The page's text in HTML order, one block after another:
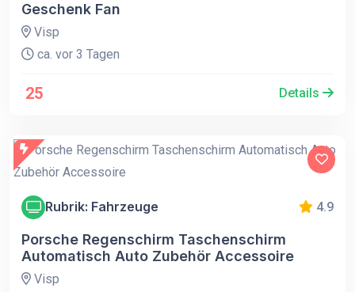
Geschenk Fan
Visp
ca. vor 3 Tagen
25 Details
Rubrik: Fahrzeuge 4.9
Porsche Regenschirm Taschenschirm
Automatisch Auto Zubehör Accessoire
Visp